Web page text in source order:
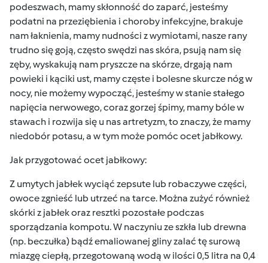
podeszwach, mamy skłonność do zaparć, jesteśmy
podatni na przeziębienia i choroby infekcyjne, brakuje
nam łaknienia, mamy nudności z wymiotami, nasze rany
trudno się goją, często swędzi nas skóra, psują nam się
zęby, wyskakują nam pryszcze na skórze, drgają nam
powieki i kąciki ust, mamy częste i bolesne skurcze nóg w
nocy, nie możemy wypocząć, jesteśmy w stanie stałego
napięcia nerwowego, coraz gorzej śpimy, mamy bóle w
stawach i rozwija się u nas artretyzm, to znaczy, że mamy
niedobór potasu, a w tym może pomóc ocet jabłkowy.
Jak przygotować ocet jabłkowy:
Z umytych jabłek wyciąć zepsute lub robaczywe części,
owoce zgnieść lub utrzeć na tarce. Można zużyć również
skórki z jabłek oraz resztki pozostałe podczas
sporządzania kompotu. W naczyniu ze szkła lub drewna
(np. beczułka) bądź emaliowanej gliny zalać tę surową
miazgę ciepłą, przegotowaną wodą w ilości 0,5 litra na 0,4